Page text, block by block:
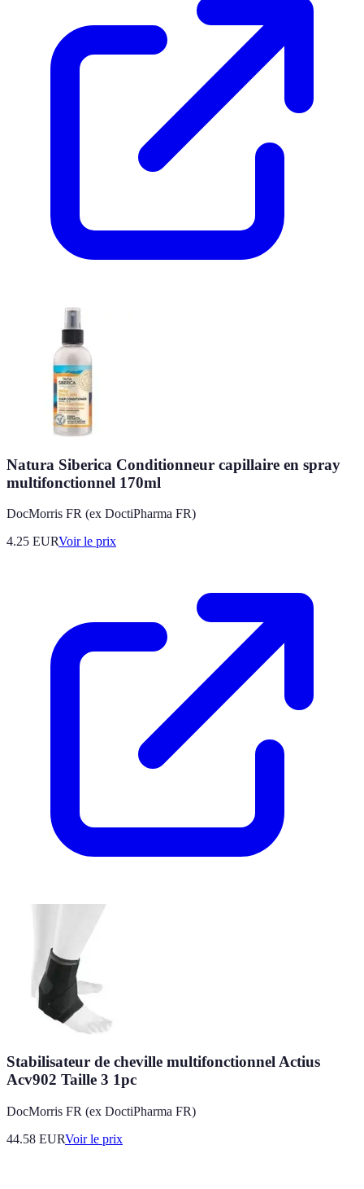
Natura Siberica Conditionneur capillaire en spray
multifonctionnel 170ml
DocMorris FR (ex DoctiPharma FR)
4.25 EURVoir le prix
Stabilisateur de cheville multifonctionnel Actius
Acv902 Taille 3 1pc
DocMorris FR (ex DoctiPharma FR)
44.58 EURVoir le prix